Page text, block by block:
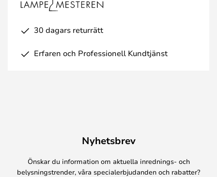
30 dagars returrätt
Erfaren och Professionell Kundtjänst
Nyhetsbrev
Önskar du information om aktuella inrednings- och
belysningstrender, våra specialerbjudanden och rabatter?